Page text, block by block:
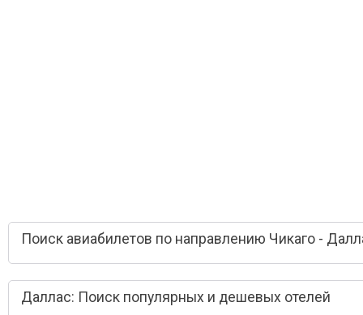
Поиск авиабилетов по направлению Чикаго -
Даллас: Поиск популярных и дешевых отелей